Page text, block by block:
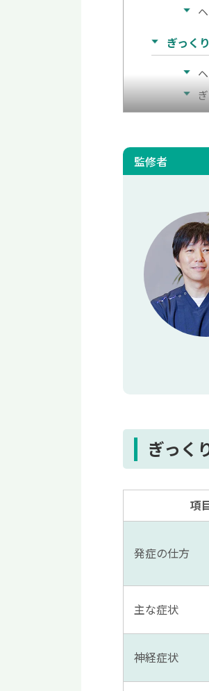
ぎっく
2.
5.
ヘルニ
1.
2.
監修者
ぎっく
項
発症の仕方
主な症状
神経症状